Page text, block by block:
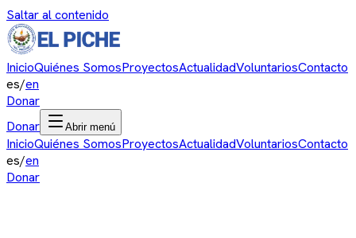
Saltar al contenido
InicioQuiénes SomosProyectosActualidadVoluntariosContacto
es/en
Donar
Donar
Abrir menú
InicioQuiénes SomosProyectosActualidadVoluntariosContacto
es/en
Donar